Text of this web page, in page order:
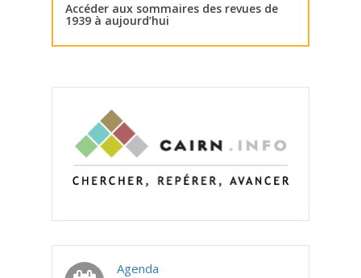
Accéder aux sommaires des revues de
1939 à aujourd’hui
Agenda